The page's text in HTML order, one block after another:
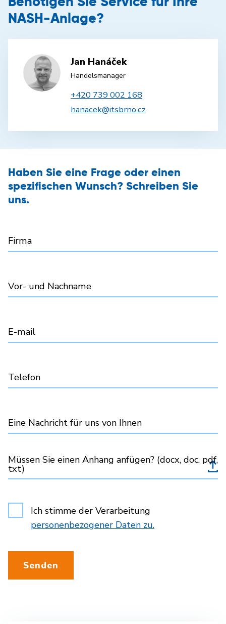
NASH-Anlage?
Jan Hanáček
Handelsmanager
+420 739 002 168
hanacek@itsbrno.cz
Haben Sie eine Frage oder einen
spezifischen Wunsch? Schreiben Sie
uns.
Firma
Vor- und Nachname
E-mail
Telefon
Eine Nachricht für uns von Ihnen
Müssen Sie einen Anhang anfügen? (docx, doc, pdf,
txt)
Ich stimme der Verarbeitung
personenbezogener Daten zu.
Senden